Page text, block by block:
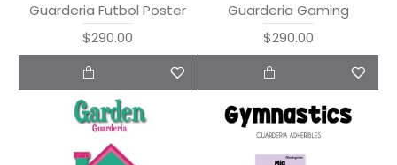
Guarderia Futbol Poster
$290.00
Guarderia Gaming
$290.00